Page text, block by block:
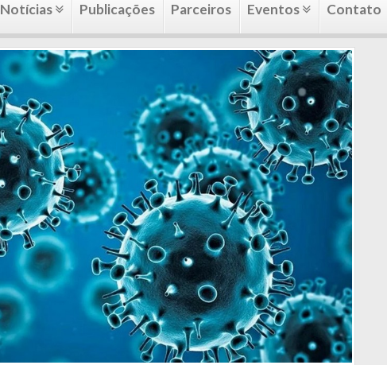
Notícias Publicações Parceiros Eventos Contato